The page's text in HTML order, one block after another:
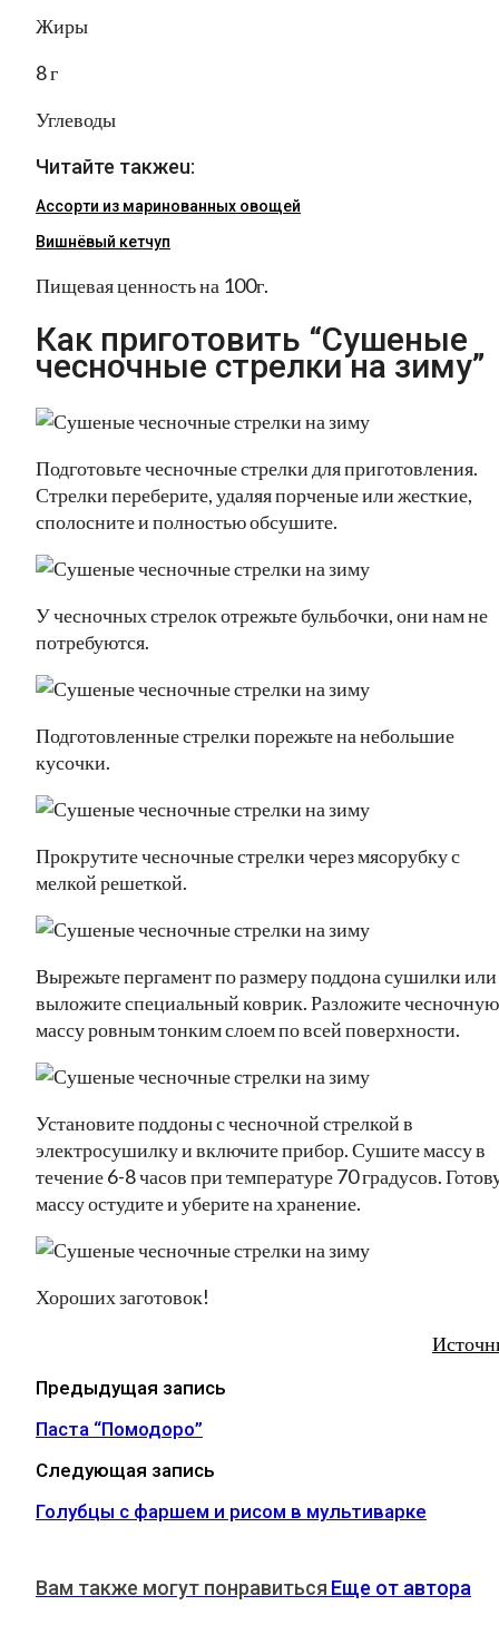
Жиры
8 г
Углеводы
Читайте такжеu:
Ассорти из маринованных овощей
Вишнёвый кетчуп
Пищевая ценность на 100г.
Как приготовить “Сушеные
чесночные стрелки на зиму”
Подготовьте чесночные стрелки для приготовления.
Стрелки переберите, удаляя порченые или жесткие,
сполосните и полностью обсушите.
У чесночных стрелок отрежьте бульбочки, они нам не
потребуются.
Подготовленные стрелки порежьте на небольшие
кусочки.
Прокрутите чесночные стрелки через мясорубку с
мелкой решеткой.
Вырежьте пергамент по размеру поддона сушилки или
выложите специальный коврик. Разложите чесночную
массу ровным тонким слоем по всей поверхности.
Установите поддоны с чесночной стрелкой в
электросушилку и включите прибор. Сушите массу в
течение 6-8 часов при температуре 70 градусов.
массу остудите и уберите на хранение.
Хороших заготовок!
Предыдущая запись
Паста “Помодоро”
Следующая запись
Голубцы с фаршем и рисом в мультиварке
Вам также могут понравиться Еще от автора